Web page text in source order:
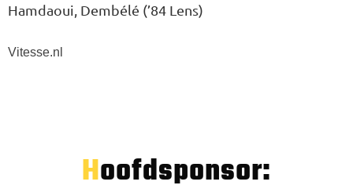
Hamdaoui, Dembélé (’84 Lens)
Vitesse.nl
Hoofdsponsor: